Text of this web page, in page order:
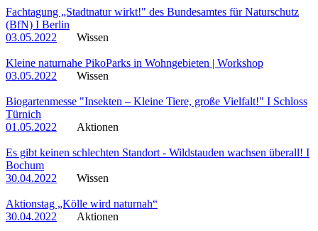
Fachtagung „Stadtnatur wirkt!" des Bundesamtes für Naturschutz
(BfN) I Berlin
03.05.2022
Wissen
Kleine naturnahe PikoParks in Wohngebieten | Workshop
03.05.2022
Wissen
Biogartenmesse "Insekten – Kleine Tiere, große Vielfalt!" I Schloss
Türnich
01.05.2022
Aktionen
Es gibt keinen schlechten Standort - Wildstauden wachsen überall! I
Bochum
30.04.2022
Wissen
Aktionstag „Kölle wird naturnah“
30.04.2022
Aktionen